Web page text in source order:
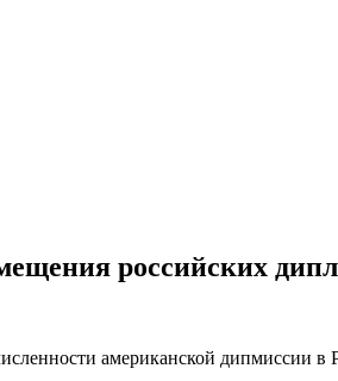
российских
американской дипмиссии в